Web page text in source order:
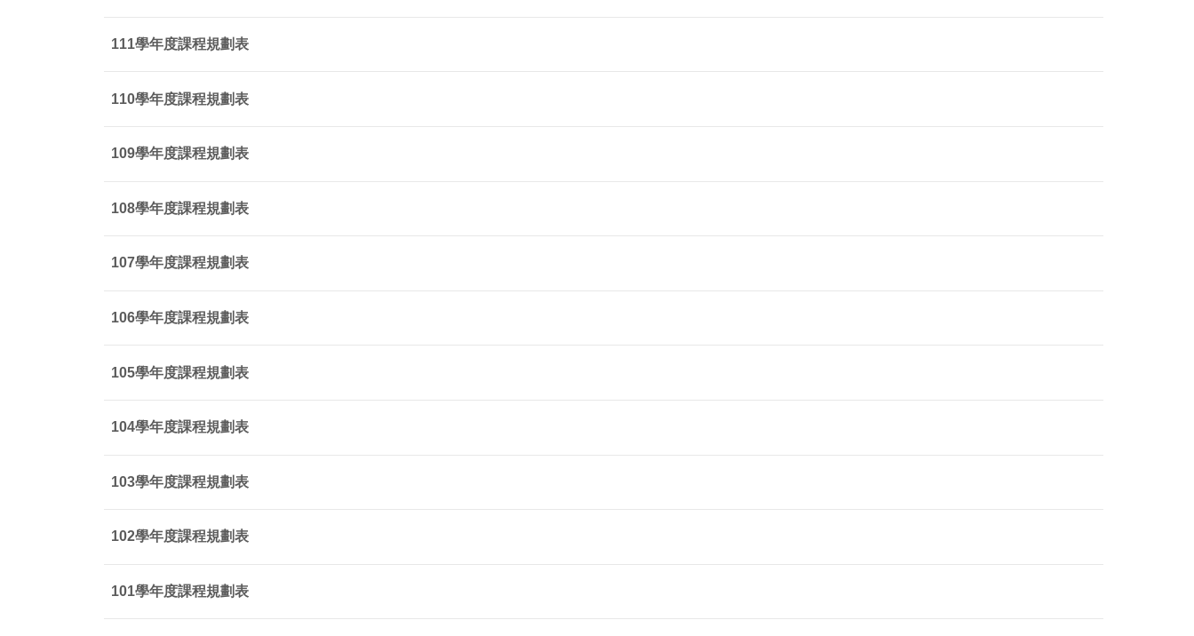
111學年度課程規劃表
110學年度課程規劃表
109學年度課程規劃表
108學年度課程規劃表
107學年度課程規劃表
106學年度課程規劃表
105學年度課程規劃表
104學年度課程規劃表
103學年度課程規劃表
102學年度課程規劃表
101學年度課程規劃表